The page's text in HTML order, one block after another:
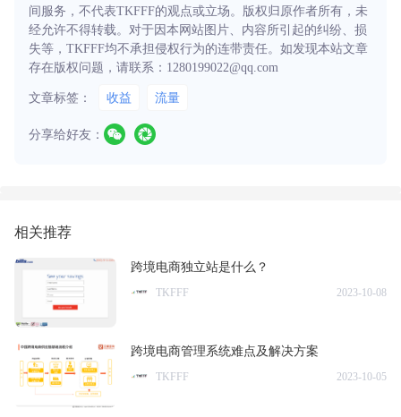
间服务，不代表TKFFF的观点或立场。版权归原作者所有，未
经允许不得转载。对于因本网站图片、内容所引起的纠纷、损
失等，TKFFF均不承担侵权行为的连带责任。如发现本站文章
存在版权问题，请联系：1280199022@qq.com
文章标签： 收益 流量
分享给好友：
相关推荐
跨境电商独立站是什么？
TKFFF 2023-10-08
跨境电商管理系统难点及解决方案
TKFFF 2023-10-05